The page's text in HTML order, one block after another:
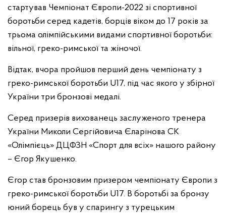
стартував Чемпіонат Європи-2022 зі спортивної
боротьби серед кадетів, борців віком до 17 років за
трьома олімпійськими видами спортивної боротьби:
вільної, греко-римської та жіночої.
Відтак, вчора пройшов перший день чемпіонату з
греко-римської боротьби U17, під час якого у збірної
України три бронзові медалі.
Серед призерів вихованець заслуженого тренера
України Миколи Сергійовича Єларінова СК
«Олімпієць» ДЦФЗН «Спорт для всіх» нашого району
– Єгор Якушенко.
Єгор став бронзовим призером чемпіонату Європи з
греко-римської боротьби U17. В боротьбі за бронзу
юний борець був у спарингу з турецьким